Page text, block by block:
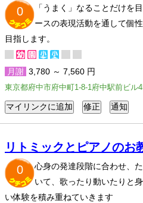
0
「うまく」なることだけを
ースの表現活動を通して個
目指します。
月謝 3,780 ～ 7,560 円
東京都府中市府中町1-8-1府中駅前ビル
リトミックとピアノのお
0
心身の発達段階に合わせ、
いて、歌ったり動いたりと
い体験を積み重ねていきます